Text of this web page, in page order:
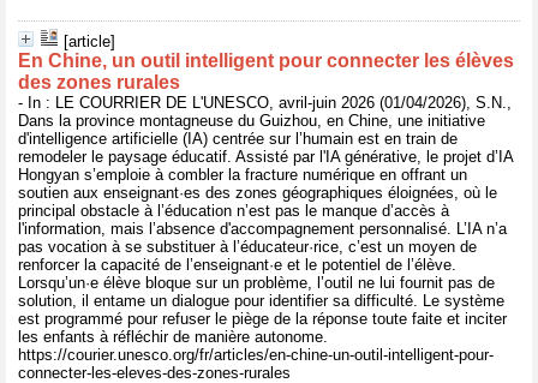
[article]
En Chine, un outil intelligent pour connecter les élèves
des zones rurales
- In : LE COURRIER DE L'UNESCO, avril-juin 2026 (01/04/2026), S.N.,
Dans la province montagneuse du Guizhou, en Chine, une initiative
d'intelligence artificielle (IA) centrée sur l’humain est en train de
remodeler le paysage éducatif. Assisté par l'IA générative, le projet d’IA
Hongyan s’emploie à combler la fracture numérique en offrant un
soutien aux enseignant·es des zones géographiques éloignées, où le
principal obstacle à l’éducation n’est pas le manque d’accès à
l'information, mais l’absence d'accompagnement personnalisé. L’IA n’a
pas vocation à se substituer à l’éducateur·rice, c’est un moyen de
renforcer la capacité de l’enseignant·e et le potentiel de l’élève.
Lorsqu’un·e élève bloque sur un problème, l’outil ne lui fournit pas de
solution, il entame un dialogue pour identifier sa difficulté. Le système
est programmé pour refuser le piège de la réponse toute faite et inciter
les enfants à réfléchir de manière autonome.
https://courier.unesco.org/fr/articles/en-chine-un-outil-intelligent-pour-
connecter-les-eleves-des-zones-rurales